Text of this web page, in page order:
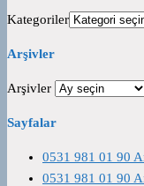
Kategoriler
Arşivler
Arşivler
Sayfalar
0531 981 01 90
0531 981 01 90